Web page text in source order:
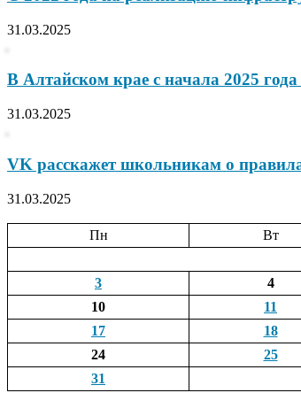
31.03.2025
В Алтайском крае с начала 2025
31.03.2025
VK расскажет школьникам о
31.03.2025
Пн
Вт
3
4
10
11
17
18
24
25
31